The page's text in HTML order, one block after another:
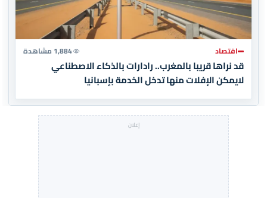
اقتصاد 1,884 مشاهدة
قد نراها قريبا بالمغرب.. رادارات بالذكاء الاصطناعي
لايمكن الإفلات منها تدخل الخدمة بإسبانيا